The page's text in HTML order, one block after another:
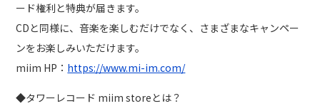
ード権利と特典が届きます。
CDと同様に、音楽を楽しむだけでなく、さまざまなキャンペー
ンをお楽しみいただけます。
miim HP： https://www.mi-im.com/
◆タワーレコード miim storeとは？